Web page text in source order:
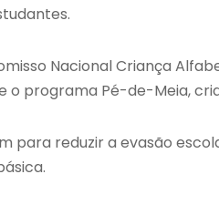
Nacional Criança
o programa Pé-de-Meia,
para reduzir a evasão